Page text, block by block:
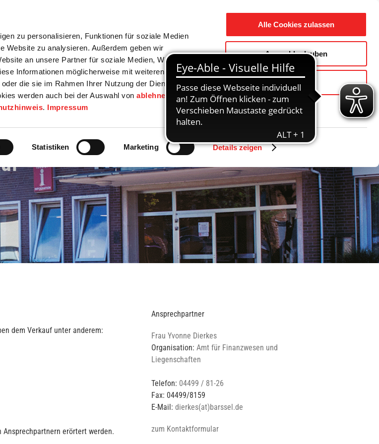
zu personalisieren, Funktionen für soziale Medien
Website zu analysieren. Außerdem geben wir
an unsere Partner für soziale Medien, Werbung
Informationen möglicherweise mit weiteren Daten
die sie im Rahmen Ihrer Nutzung der Dienste
werden auch bei der Auswahl vonablehnen
gesetzt.
. Impressum
Statistiken Marketing Details zeigen
Alle Cookies zulassen
Auswahl erlauben
Ablehnen
Bildung / Soziales Touristik / Freizeit Gemeinde / Geschichte
dem Verkauf unter anderem:
erörtert werden.
Ansprechpartner
Frau Yvonne Dierkes
Organisation: Amt für Finanzwesen und
Liegenschaften
Telefon: 04499 / 81-26
Fax: 04499/8159
E-Mail: dierkes(at)barssel.de
zum Kontaktformular